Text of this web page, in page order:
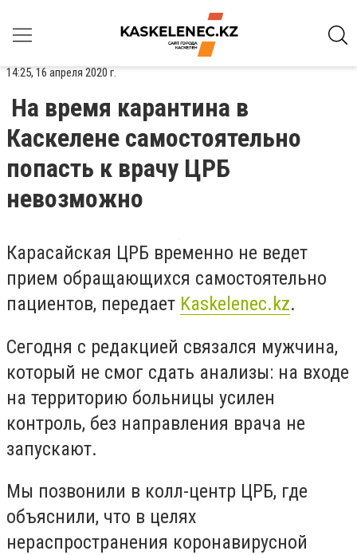
14:25, 16 апреля 2020 г.
На время карантина в
Каскелене самостоятельно
попасть к врачу ЦРБ
невозможно
Карасайская ЦРБ временно не ведет
прием обращающихся самостоятельно
пациентов, передает Kaskelenec.kz.
Сегодня с редакцией связался мужчина,
который не смог сдать анализы: на входе
на территорию больницы усилен
контроль, без направления врача не
запускают.
Мы позвонили в колл-центр ЦРБ, где
объяснили, что в целях
нераспространения коронавирусной